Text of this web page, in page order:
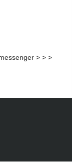
> > >